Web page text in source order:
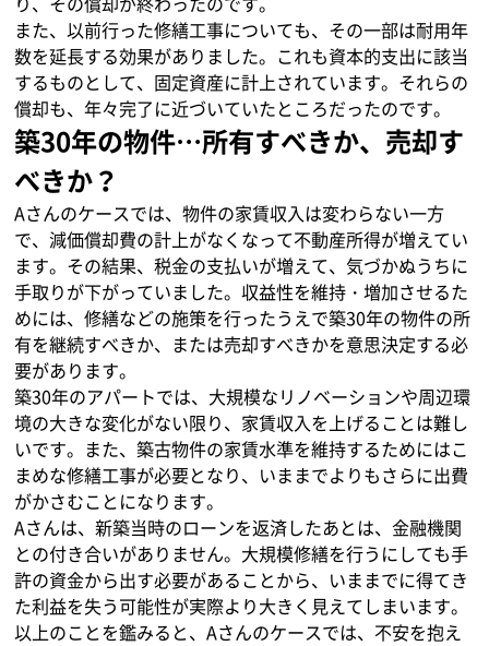
また、以前行った修繕工事についても、その一部は耐用年
数を延長する効果がありました。これも資本的支出に該当
するものとして、固定資産に計上されています。それらの
償却も、年々完了に近づいていたところだったのです。
築30年の物件…所有すべきか、売却す
べきか？
Aさんのケースでは、物件の家賃収入は変わらない一方
で、減価償却費の計上がなくなって不動産所得が増えてい
ます。その結果、税金の支払いが増えて、気づかぬうちに
手取りが下がっていました。収益性を維持・増加させるた
めには、修繕などの施策を行ったうえで築30年の物件の所
有を継続すべきか、または売却すべきかを意思決定する必
要があります。
築30年のアパートでは、大規模なリノベーションや周辺環
境の大きな変化がない限り、家賃収入を上げることは難し
いです。また、築古物件の家賃水準を維持するためにはこ
まめな修繕工事が必要となり、いままでよりもさらに出費
がかさむことになります。
Aさんは、新築当時のローンを返済したあとは、金融機関
との付き合いがありません。大規模修繕を行うにしても手
許の資金から出す必要があることから、いままでに得てき
た利益を失う可能性が実際より大きく見えてしまいます。
以上のことを鑑みると、Aさんのケースでは、不安を抱え